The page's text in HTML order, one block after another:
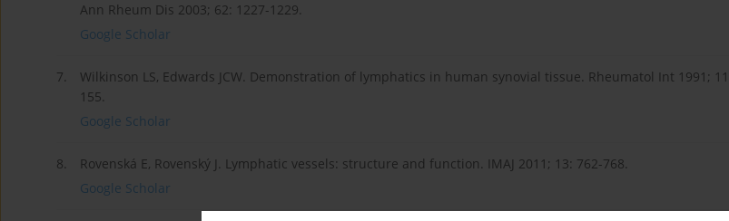
Ann Rheum Dis 2003; 62: 1227-1229.
Google Scholar
7.
Wilkinson LS, Edwards JCW. Demonstration of lymphatics in human synovial tissue. Rheumatol Int 1991;
155.
Google Scholar
8.
Rovenská E, Rovenský J. Lymphatic vessels: structure and function. IMAJ 2011; 13: 762-768.
Google Scholar